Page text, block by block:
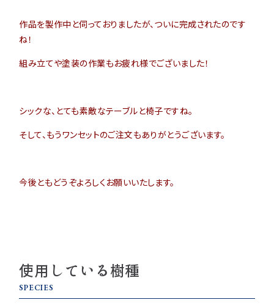
作品を製作中と伺っておりましたが、ついに完成されたのです
ね！
組み立てや塗装の作業もお疲れ様でございました！
シックな、とても素敵なテーブルと椅子ですね。
そして、もうワンセットのご注文もありがとうございます。
今後ともどうぞよろしくお願いいたします。
使用している樹種
SPECIES